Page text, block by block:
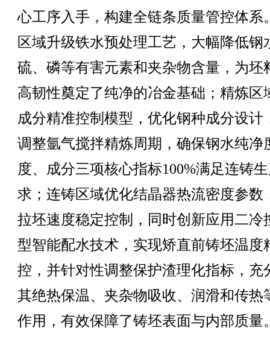
心工序入手，构建全链条质量管控体系
区域升级铁水预处理工艺，大幅降低钢
硫、磷等有害元素和夹杂物含量，为坯
高韧性奠定了纯净的冶金基础；精炼区
成分精准控制模型，优化钢种成分设计
调整氩气搅拌精炼周期，确保钢水纯净
度、成分三项核心指标100%满足连铸
求；连铸区域优化结晶器热流密度参数
拉坯速度稳定控制，同时创新应用二冷
型智能配水技术，实现矫直前铸坯温度
控，并针对性调整保护渣理化指标，充
其绝热保温、夹杂物吸收、润滑和传热
作用，有效保障了铸坯表面与内部质量